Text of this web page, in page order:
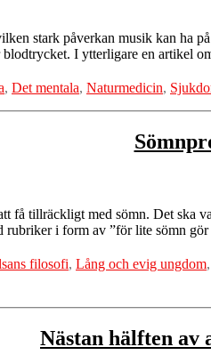
stark påverkan musik kan ha
blodtrycket. I ytterligare en artikel
, Det mentala, Naturmedicin,
få tillräckligt med sömn. Det ska
rubriker i form av ”för lite sömn
filosofi, Lång och evig ungdom,
Nästan hälften av